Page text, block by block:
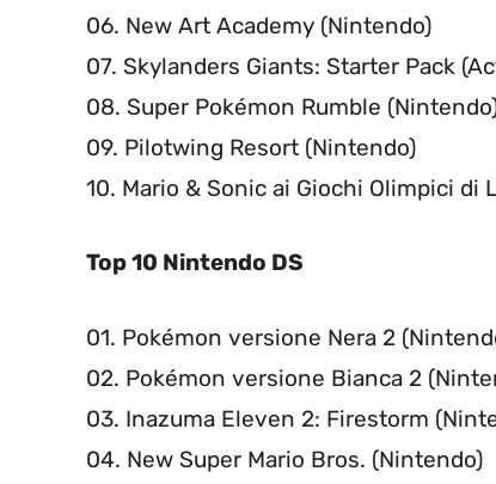
06. New Art Academy (Nintendo)
07. Skylanders Giants: Starter Pack
08. Super Pokémon Rumble
09. Pilotwing Resort (Nintendo)
10. Mario & Sonic ai Giochi Olimpici di
Top 10 Nintendo DS
01. Pokémon versione Nera 2
02. Pokémon versione Bianca 2
03. Inazuma Eleven 2: Firestorm
04. New Super Mario Bros. (Nintendo)